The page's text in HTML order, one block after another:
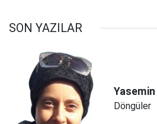
SON YAZILAR
Yasemin
Döngüler